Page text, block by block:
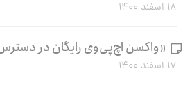
۱۸ اسفند ۱۴۰۰
«واکسن اچ‌پی‌وی رایگان در دسترس
۱۷ اسفند ۱۴۰۰